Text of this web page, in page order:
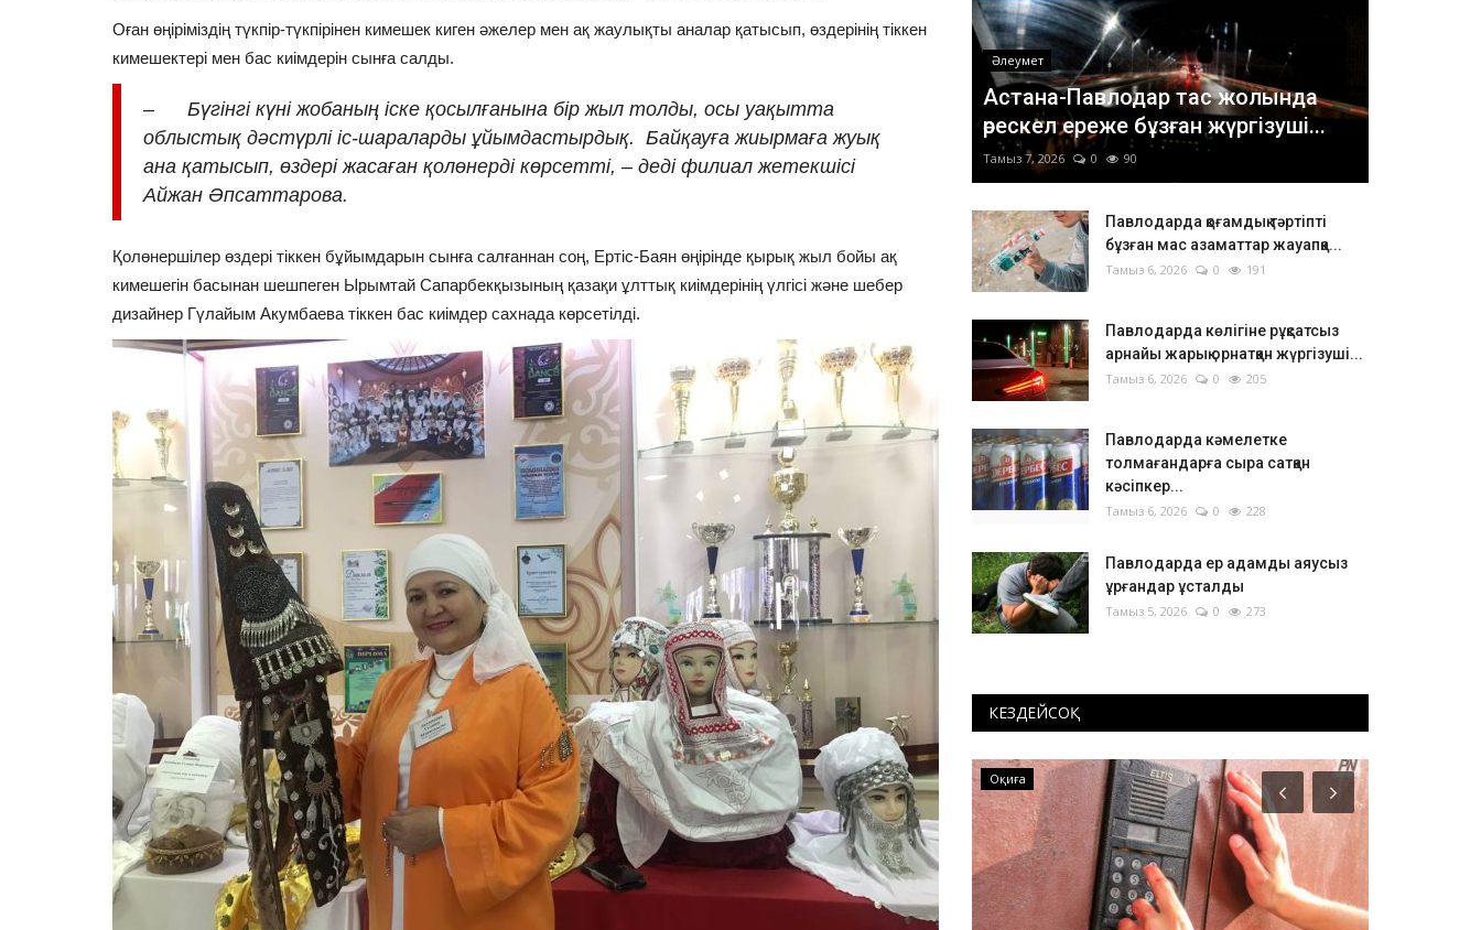
Оған өңіріміздің түкпір-түкпірінен кимешек киген әжелер мен ақ жаулықты аналар қатысып, өздерінің тіккен
кимешектері мен бас киімдерін сынға салды.
– Бүгінгі күні жобаның іске қосылғанына бір жыл толды, осы уақытта
облыстық дәстүрлі іс-шараларды ұйымдастырдық. Байқауға жиырмаға жуық
ана қатысып, өздері жасаған қолөнерді көрсетті, – деді филиал жетекшісі
Айжан Әпсаттарова.
Қолөнершілер өздері тіккен бұйымдарын сынға салғаннан соң, Ертіс-Баян өңірінде қырық жыл бойы ақ
кимешегін басынан шешпеген Ырымтай Сапарбекқызының қазақи ұлттық киімдерінің үлгісі және шебер
дизайнер Гүлайым Акумбаева тіккен бас киімдер сахнада көрсетілді.
Әлеумет
Астана-Павлодар тас жолында
өрескел ереже бұзған жүргізуші...
Тамыз 7, 2026 0 90
Павлодарда қоғамдық тәртіпті
бұзған мас азаматтар жауапқа...
Тамыз 6, 2026 0 191
Павлодарда көлігіне рұқсатсыз
арнайы жарық орнатқан жүргізуші...
Тамыз 6, 2026 0 205
Павлодарда кәмелетке
толмағандарға сыра сатқан
кәсіпкер...
Тамыз 6, 2026 0 228
Павлодарда ер адамды аяусыз
ұрғандар ұсталды
Тамыз 5, 2026 0 273
КЕЗДЕЙСОҚ
Туризм Экология Оқиға